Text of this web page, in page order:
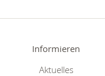
Informieren
Aktuelles